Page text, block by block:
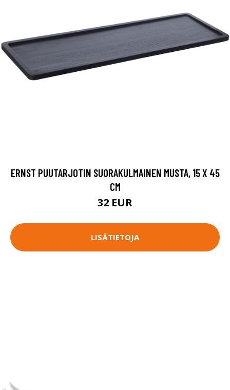
ERNST PUUTARJOTIN SUORAKULMAINEN MUSTA, 15 X 45
CM
32 EUR
LISÄTIETOJA